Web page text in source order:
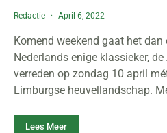
Redactie April 6, 2022
Komend weekend gaat het dan
Nederlands enige klassieker,
verreden op zondag 10 april
Limburgse heuvellandschap.
Lees Meer